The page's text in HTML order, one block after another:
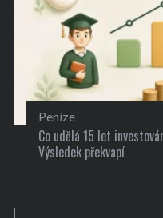
Peníze
Co udělá 15 let
Výsledek překvapí